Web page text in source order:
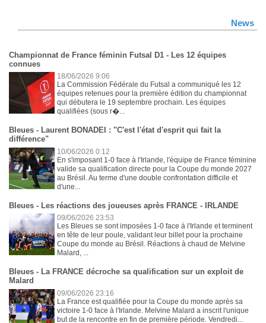
News
Championnat de France féminin Futsal D1 - Les 12 équipes
connues
18/06/2026 9:06
La Commission Fédérale du Futsal a communiqué les 12
équipes retenues pour la première édition du championnat
qui débutera le 19 septembre prochain. Les équipes
qualifiées (sous r�...
Bleues - Laurent BONADEI : "C'est l'état d'esprit qui fait la
différence"
10/06/2026 0:12
En s'imposant 1-0 face à l'Irlande, l'équipe de France féminine
valide sa qualification directe pour la Coupe du monde 2027
au Brésil. Au terme d'une double confrontation difficile et
d'une...
Bleues - Les réactions des joueuses après FRANCE - IRLANDE
09/06/2026 23:53
Les Bleues se sont imposées 1-0 face à l'Irlande et terminent
en tête de leur poule, validant leur billet pour la prochaine
Coupe du monde au Brésil. Réactions à chaud de Melvine
Malard, ...
Bleues - La FRANCE décroche sa qualification sur un exploit de
Malard
09/06/2026 23:16
La France est qualifiée pour la Coupe du monde après sa
victoire 1-0 face à l'Irlande. Melvine Malard a inscrit l'unique
but de la rencontre en fin de première période. Vendredi...